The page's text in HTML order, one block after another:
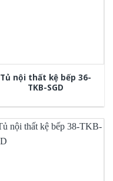
Tủ nội thất kệ bếp 36-
TKB-SGD